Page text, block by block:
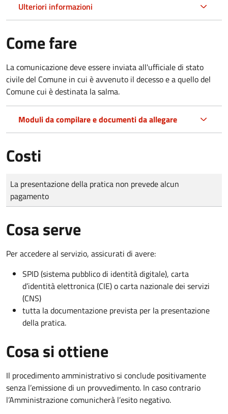
Ulteriori informazioni
Come fare
La comunicazione deve essere inviata all'ufficiale di stato
civile del Comune in cui è avvenuto il decesso e a quello del
Comune cui è destinata la salma.
Moduli da compilare e documenti da allegare
Costi
Tipo di pagamento
Importo
La presentazione della pratica non prevede alcun
pagamento
Cosa serve
Per accedere al servizio, assicurati di avere:
SPID (sistema pubblico di identità digitale), carta
d’identità elettronica (CIE) o carta nazionale dei servizi
(CNS)
tutta la documentazione prevista per la presentazione
della pratica.
Cosa si ottiene
Il procedimento amministrativo si conclude positivamente
senza l’emissione di un provvedimento. In caso contrario
l’Amministrazione comunicherà l’esito negativo.